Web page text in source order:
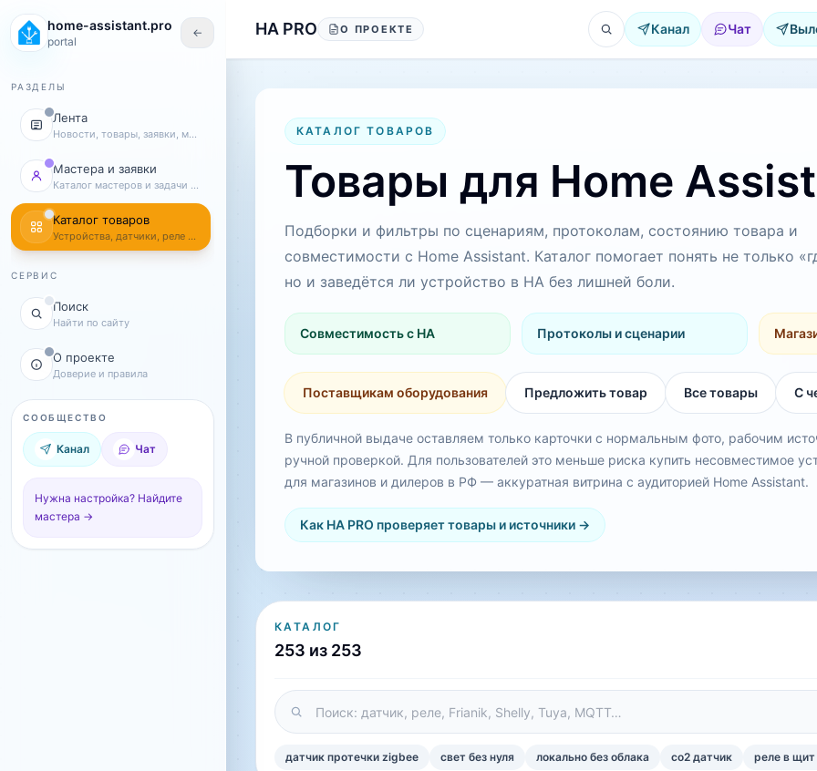
Перейти к содержанию
home-assistant.pro
portal
←
РАЗДЕЛЫ
Лента
Новости, товары, заявки, мастера
Мастера и заявки
Каталог товаров
Устройства, датчики, реле и комплекты
СЕРВИС
Поиск
Найти по сайту
О проекте
Доверие и правила
СООБЩЕСТВО
Канал Чат
Нужна настройка? Найдите
мастера →
HA PRO О ПРОЕКТЕ Канал Чат
КАТАЛОГ ТОВАРОВ
Товары для Home
Подборки и фильтры по сценариям, протоколам, состоянию товара и
совместимости с Home Assistant. Каталог помогает понять не только
но и заведётся ли устройство в HA без лишней боли.
Совместимость с HA Протоколы и сценарии
Поставщикам оборудования Предложить товар Все товары С
В публичной выдаче оставляем только карточки с нормальным фото, рабочим
ручной проверкой. Для пользователей это меньше риска купить несовместимое
для магазинов и дилеров в РФ — аккуратная витрина с аудиторией Home Assistant.
Как HA PRO проверяет товары и источники →
КАТАЛОГ
253 из 253
датчик протечки zigbee свет без нуля локально без облака co2 датчик реле в